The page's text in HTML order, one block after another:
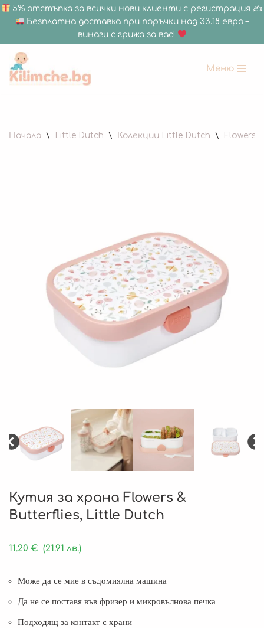
5% отстъпка за всички нови клиенти с регистрация ✍
Безплатна доставка при поръчки над 33.18 евро –
винаги с грижа за вас!
Продължете
Меню
Начало \ Little Dutch \ Колекции Little Dutch \ Flowers
Кутия за храна Flowers &
Butterflies, Little Dutch
11.20 € (21.91 лв.)
Може да се мие в съдомиялна машина
Да не се поставя във фризер и микровълнова печка
Подходящ за контакт с храни